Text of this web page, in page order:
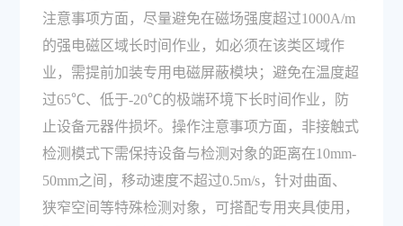
注意事项方面，尽量避免在磁场强度超过1000A/m
的强电磁区域长时间作业，如必须在该类区域作
业，需提前加装专用电磁屏蔽模块；避免在温度超
过65℃、低于-20℃的极端环境下长时间作业，防
止设备元器件损坏。操作注意事项方面，非接触式
检测模式下需保持设备与检测对象的距离在10mm-
50mm之间，移动速度不超过0.5m/s，针对曲面、
狭窄空间等特殊检测对象，可搭配专用夹具使用，